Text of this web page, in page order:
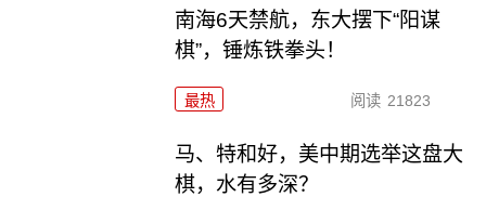
南海6天禁航，东大摆下“阳谋
棋”，锤炼铁拳头！
最热 阅读 21823
马、特和好，美中期选举这盘大
棋，水有多深？